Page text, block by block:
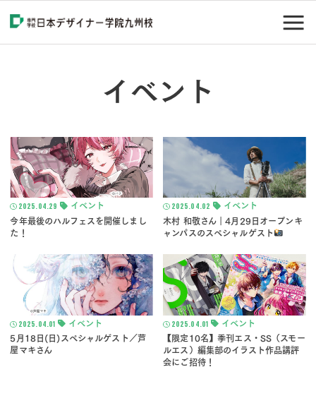
イベント
2025.04.29
イベント
今年最後のハルフェスを開催しまし
た！
2025.04.02
イベント
木村 和敬さん｜4月29日オープンキ
ャンパスのスペシャルゲスト
2025.04.01
イベント
5月18日(日)スペシャルゲスト／芦
屋マキさん
2025.04.01
イベント
【限定10名】季刊エス・SS（スモー
ルエス）編集部のイラスト作品講評
会にご招待！